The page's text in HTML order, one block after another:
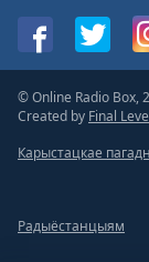
© Online Radio Box,
Created by Final
Карыстацкае
Радыёстанцыям